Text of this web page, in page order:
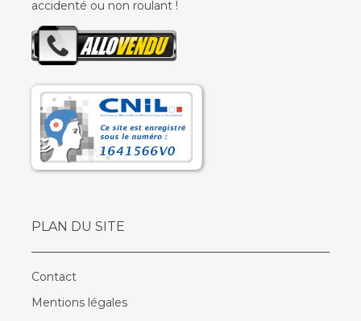
accidenté ou non roulant !
PLAN DU SITE
Contact
Mentions légales